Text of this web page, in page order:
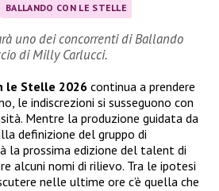
BALLANDO CON LE STELLE
uno dei concorrenti di Ballando
di Milly Carlucci.
le Stelle 2026 continua a prendere
le indiscrezioni si susseguono con
Mentre la produzione guidata da
definizione del gruppo di
la prossima edizione del talent di
alcuni nomi di rilievo. Tra le ipotesi
nelle ultime ore c’è quella che